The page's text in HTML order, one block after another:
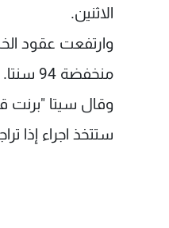
الاثنين.
منخفضة 94 سنتا.
ستتخذ اجراء إذا تراجع النفط عن 100 دولار لأنها لن